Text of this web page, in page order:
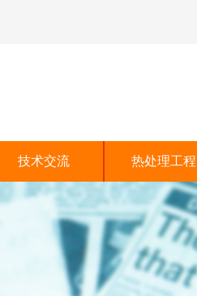
技术交流 热处理工程